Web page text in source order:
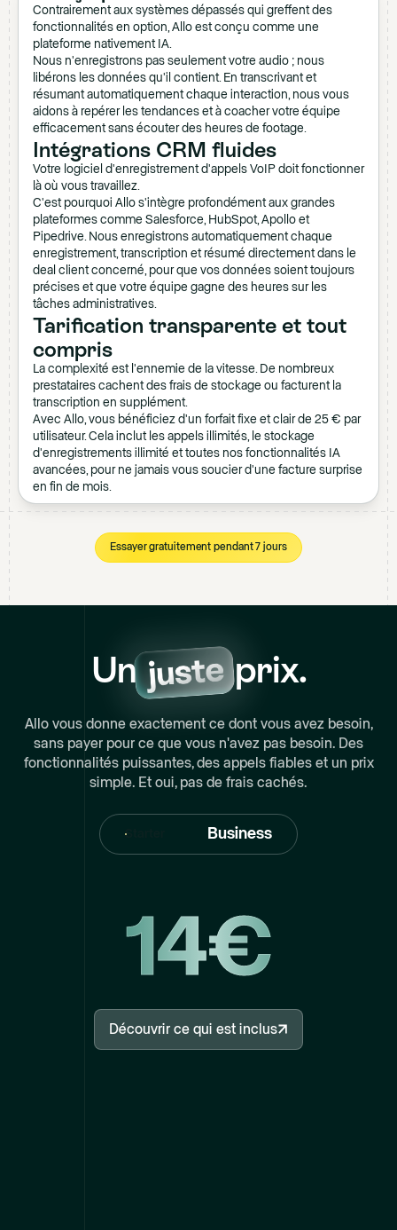
Contrairement aux systèmes dépassés qui greffent des
fonctionnalités en option, Allo est conçu comme une
plateforme nativement IA.
Nous n'enregistrons pas seulement votre audio ; nous
libérons les données qu'il contient. En transcrivant et
résumant automatiquement chaque interaction, nous vous
aidons à repérer les tendances et à coacher votre équipe
efficacement sans écouter des heures de footage.
Intégrations CRM fluides
Votre logiciel d'enregistrement d'appels VoIP doit fonctionner
là où vous travaillez.
C'est pourquoi Allo s'intègre profondément aux grandes
plateformes comme Salesforce, HubSpot, Apollo et
Pipedrive. Nous enregistrons automatiquement chaque
enregistrement, transcription et résumé directement dans le
deal client concerné, pour que vos données soient toujours
précises et que votre équipe gagne des heures sur les
tâches administratives.
Tarification transparente et tout
compris
La complexité est l'ennemie de la vitesse. De nombreux
prestataires cachent des frais de stockage ou facturent la
transcription en supplément.
Avec Allo, vous bénéficiez d'un forfait fixe et clair de 25 € par
utilisateur. Cela inclut les appels illimités, le stockage
d'enregistrements illimité et toutes nos fonctionnalités IA
avancées, pour ne jamais vous soucier d'une facture surprise
en fin de mois.
Essayer gratuitement pendant 7 jours
Un prix.
Allo vous donne exactement ce dont vous avez besoin,
sans payer pour ce que vous n'avez pas besoin. Des
fonctionnalités puissantes, des appels fiables et un prix
simple. Et oui, pas de frais cachés.
Starter Business
14€
Découvrir ce qui est inclus
Découvrir ce qui est inclus